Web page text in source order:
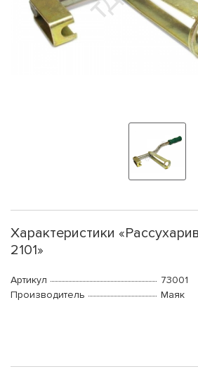
Характеристики
2101»
Артикул
73001
Производитель
Маяк